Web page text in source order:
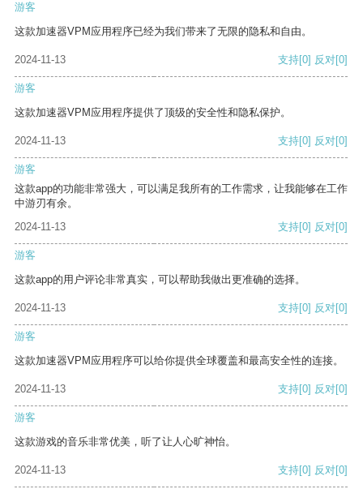
游客
这款加速器VPM应用程序已经为我们带来了无限的隐私和自由。
2024-11-13 支持[0] 反对[0]
游客
这款加速器VPM应用程序提供了顶级的安全性和隐私保护。
2024-11-13 支持[0] 反对[0]
游客
这款app的功能非常强大，可以满足我所有的工作需求，让我能够在工作
中游刃有余。
2024-11-13
支持[0] 反对[0]
游客
这款app的用户评论非常真实，可以帮助我做出更准确的选择。
2024-11-13 支持[0] 反对[0]
游客
这款加速器VPM应用程序可以给你提供全球覆盖和最高安全性的连接。
2024-11-13 支持[0] 反对[0]
游客
这款游戏的音乐非常优美，听了让人心旷神怡。
2024-11-13 支持[0] 反对[0]